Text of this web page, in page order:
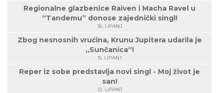
Regionalne glazbenice Raiven i Macha Ravel u
“Tandemu” donose zajednički singl!
16. LIPANJ
Zbog nesnosnih vrućina, Krunu Jupitera udarila je
„Sunčanica“!
15. LIPANJ
Reper iz sobe predstavlja novi singl - Moj život je
san!
12. LIPANJ